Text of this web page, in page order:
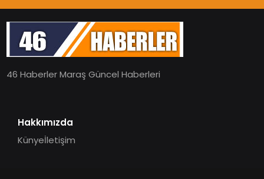
46 Haberler Maraş Güncel Haberleri
Hakkımızda
Künyeİletişim